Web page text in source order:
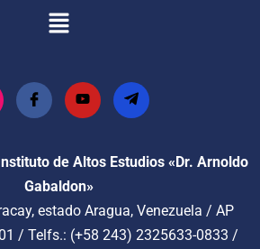
de Altos Estudios «Dr. Arnoldo
Gabaldon»
estado Aragua, Venezuela / AP
/ Telfs.: (+58 243) 2325633-0833 /